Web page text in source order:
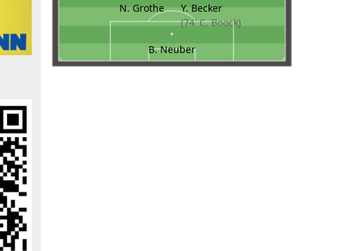
N. Grothe
Y. Becker
(74' C. Boock)
B. Neuber